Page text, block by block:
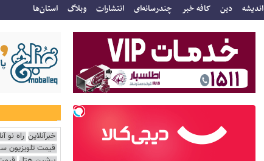
اندیشه دین کافه خبر چندرسانه‌ای انتشارات وبلاگ استان‌ها
خبرآنلاین راه نو
قیمت تلویزیون